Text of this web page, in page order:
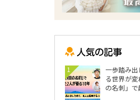
1
一歩踏み
る世界が変
の名刺」